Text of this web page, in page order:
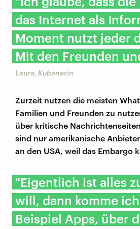
das Internet als
Moment nutzt jeder
Mit den Freunden
Laura, Kubanerin
Zurzeit nutzen die meisten
Familien und Freunden zu
über kritische
sind nur amerikanische
an den USA, weil das Embargo
"Eigentlich ist alles
will, dann komme
Beispiel Apps, über